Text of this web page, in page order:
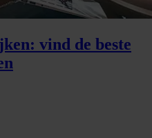
vind de beste